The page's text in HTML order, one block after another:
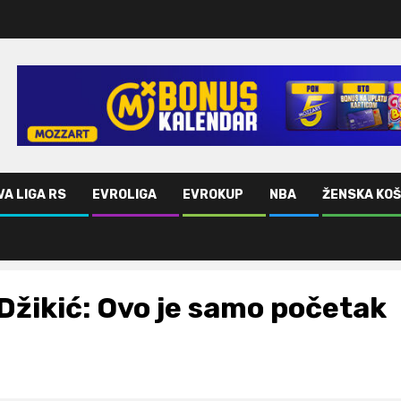
LIGA RS EVROLIGA EVROKUP NBA ŽENSKA
Ovo je samo početak